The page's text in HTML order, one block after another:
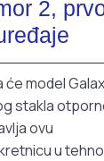
2,
će model
stakla
ovu
u